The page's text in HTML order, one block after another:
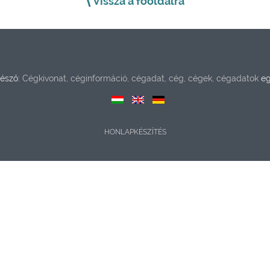
Cégkivonat, céginformáció, cégadat, cég, cégek, cégadatok
HONLAPKÉSZÍTÉS